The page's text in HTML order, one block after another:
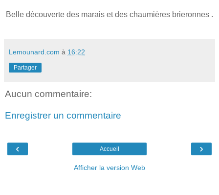
Belle découverte des marais et des chaumières brieronnes .
Lemounard.com à 16:22
Partager
Aucun commentaire:
Enregistrer un commentaire
‹ ›
Accueil
Afficher la version Web